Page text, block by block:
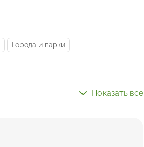
Города и парки
Показать все